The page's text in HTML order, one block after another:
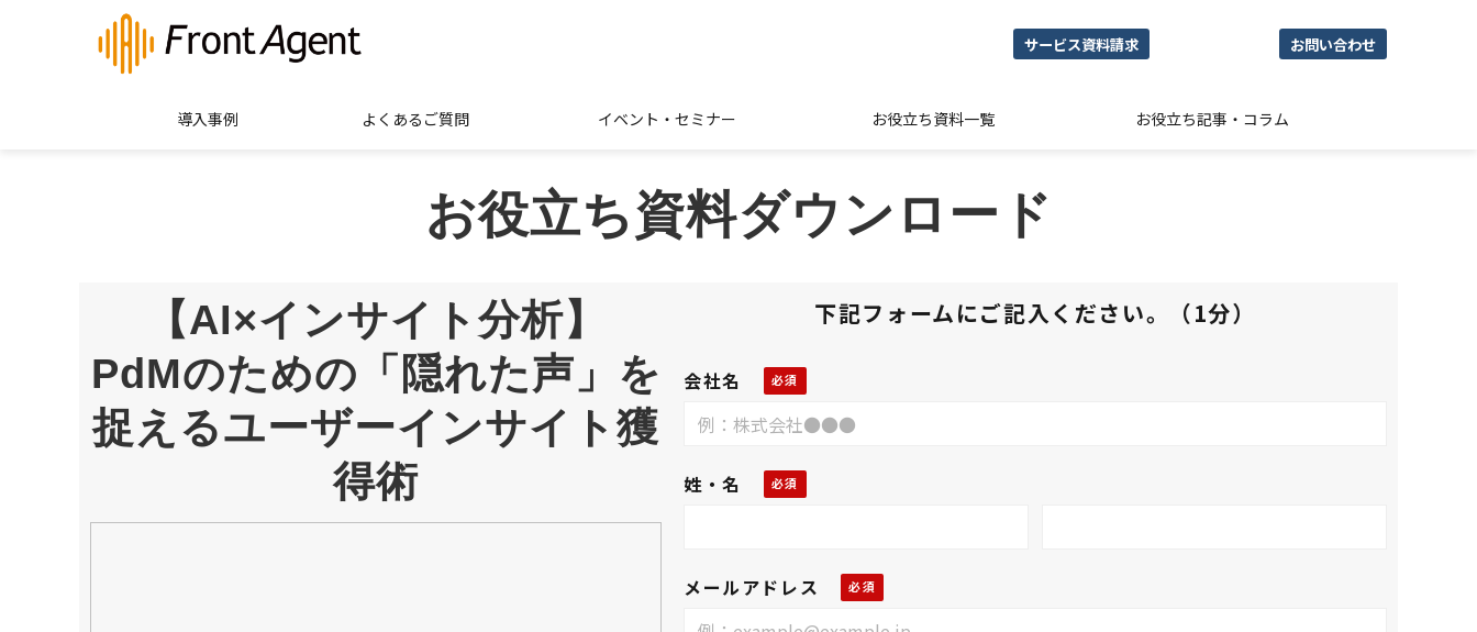
サービス資料請求 お問い合わせ
導入事例 よくあるご質問 イベント・セミナー お役立ち資料一覧 お役立ち記事・コラム
お役立ち資料ダウンロード
【AI×インサイト分析】
PdMのための「隠れた声」を
捉えるユーザーインサイト獲
得術
下記フォームにご記入ください。（1分）
会社名
姓・名
メールアドレス